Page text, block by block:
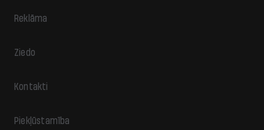
Reklāma
Ziedo
Kontakti
Piekļūstamība